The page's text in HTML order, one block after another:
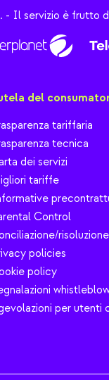
- Il servizio è frutto
del
tariffaria
tecnica
dei servizi
tariffe
Control
policies
policy
per utenti